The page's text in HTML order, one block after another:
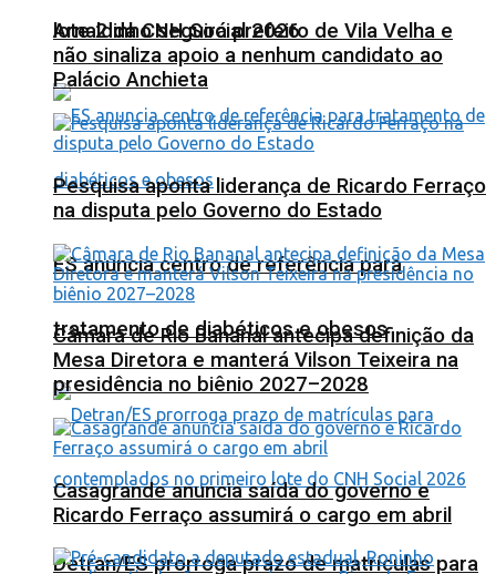
lote 2 da CNH Social 2026
ES anuncia centro de referência para
tratamento de diabéticos e obesos
Detran/ES prorroga prazo de matrículas para
Arnaldinho seguirá prefeito de Vila Velha e
não sinaliza apoio a nenhum candidato ao
Palácio Anchieta
Pesquisa aponta liderança de Ricardo Ferraço
na disputa pelo Governo do Estado
Câmara de Rio Bananal antecipa definição da
Mesa Diretora e manterá Vilson Teixeira na
presidência no biênio 2027–2028
Casagrande anuncia saída do governo e
Ricardo Ferraço assumirá o cargo em abril